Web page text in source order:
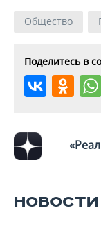
Общество
Поделитесь в